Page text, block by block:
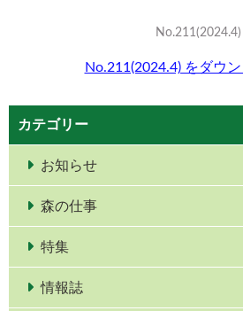
No.211(2024.4)
No.211(2024.4) をダウ
カテゴリー
お知らせ
森の仕事
特集
情報誌